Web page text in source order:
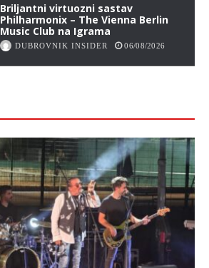
Briljantni virtuozni sastav
Philharmonix – The Vienna Berlin
Music Club na Igrama
DUBROVNIK INSIDER 06/08/2026